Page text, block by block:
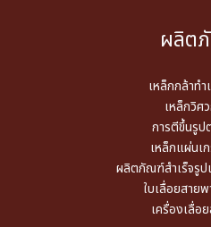
ผลิต
เหล็กกล้าท
เหล็กวิศ
การตีขึ้นรูป
เหล็กแผ่นเ
ผลิตภัณฑ์สำเร็จรูป
ใบเลื่อยสาย
เครื่องเลื่อ